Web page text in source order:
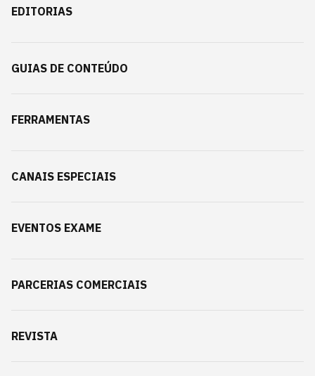
EDITORIAS
GUIAS DE CONTEÚDO
FERRAMENTAS
CANAIS ESPECIAIS
EVENTOS EXAME
PARCERIAS COMERCIAIS
REVISTA